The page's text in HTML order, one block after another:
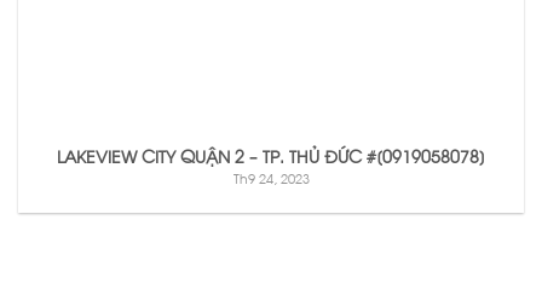
LAKEVIEW CITY QUẬN 2 – TP. THỦ ĐỨC #[0919058078]
Th9 24, 2023